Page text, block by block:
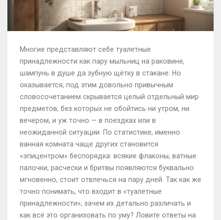
Многие представляют себе туалетные
принадлежности как пару мыльниц на раковине,
шампунь в душе да зубную щётку в стакане. Но
оказывается, под этим довольно привычным
словосочетанием скрывается целый отдельный мир
предметов, без которых не обойтись ни утром, ни
вечером, и уж точно — в поездках или в
неожиданной ситуации. По статистике, именно
ванная комната чаще других становится
«эпицентром» беспорядка: всякие флаконы, ватные
палочки, расчески и бритвы появляются буквально
мгновенно, стоит отвлечься на пару дней. Так как же
точно понимать, что входит в «туалетные
принадлежности», зачем их детально различать и
как всё это организовать по уму? Ловите ответы на